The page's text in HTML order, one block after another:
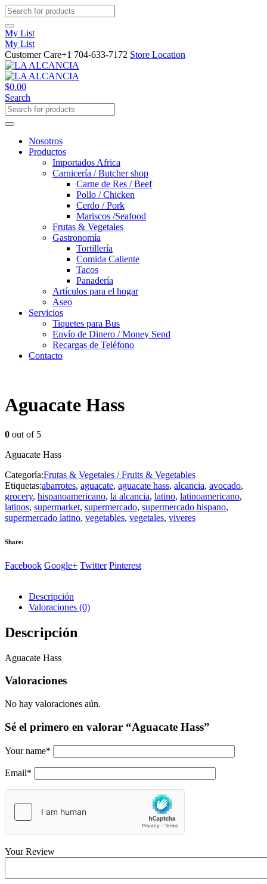
My List
My List
Customer Care+1 704-633-7172 Store Location
$0.00
Search
Nosotros
Productos
Importados Africa
Carnicería / Butcher shop
Carne de Res / Beef
Pollo / Chicken
Cerdo / Pork
Mariscos /Seafood
Frutas & Vegetales
Gastronomía
Tortillería
Comida Caliente
Tacos
Panadería
Artículos para el hogar
Aseo
Servicios
Tiquetes para Bus
Envío de Dinero / Money Send
Recargas de Teléfono
Contacto
Aguacate Hass
0 out of 5
Aguacate Hass
Categoría:Frutas & Vegetales / Fruits & Vegetables
Etiquetas:abarrotes, aguacate, aguacate hass, alcancia, avocado,
grocery, hispanoamericano, la alcancia, latino, latinoamericano,
latinos, supermarket, supermercado, supermercado hispano,
supermercado latino, vegetables, vegetales, viveres
Share:
Facebook Google+ Twitter Pinterest
Descripción
Valoraciones (0)
Descripción
Aguacate Hass
Valoraciones
No hay valoraciones aún.
Sé el primero en valorar “Aguacate Hass”
Your name*
Email*
Your Review